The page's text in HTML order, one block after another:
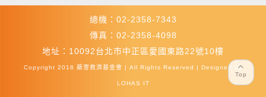
總機：02-2358-7343
傳真：02-2358-4098
地址：10092台北市中正區愛國東路22號10樓
Copyright 2018 藥害救濟基金會 | All Rights Reserved | Designed by
LOHAS IT
Top